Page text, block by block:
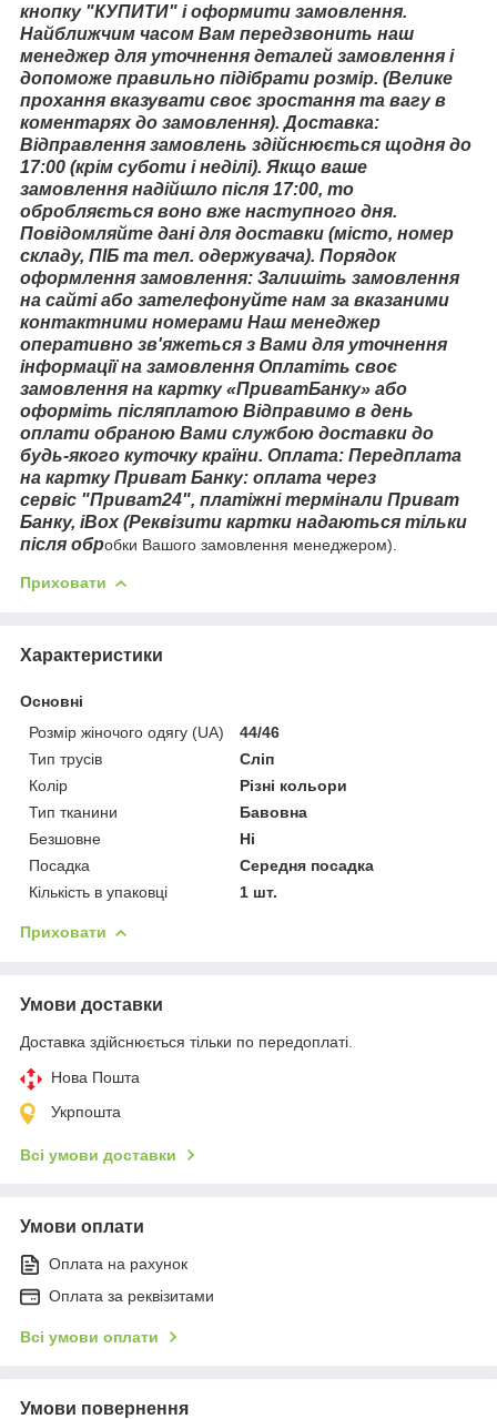
кнопку "КУПИТИ" і оформити замовлення.
Найближчим часом Вам передзвонить наш
менеджер для уточнення деталей замовлення і
допоможе правильно підібрати розмір. (Велике
прохання вказувати своє зростання та вагу в
коментарях до замовлення). Доставка:
Відправлення замовлень здійснюється щодня до
17:00 (крім суботи і неділі). Якщо ваше
замовлення надійшло після 17:00, то
обробляється воно вже наступного дня.
Повідомляйте дані для доставки (місто, номер
складу, ПІБ та тел. одержувача). Порядок
оформлення замовлення: Залишіть замовлення
на сайті або зателефонуйте нам за вказаними
контактними номерами Наш менеджер
оперативно зв'яжеться з Вами для уточнення
інформації на замовлення Оплатіть своє
замовлення на картку «ПриватБанку» або
оформіть післяплатою Відправимо в день
оплати обраною Вами службою доставки до
будь-якого куточку країни. Оплата: Передплата
на картку Приват Банку: оплата через
сервіс "Приват24", платіжні термінали Приват
Банку, iBox (Реквізити картки надаються тільки
після обробки Вашого замовлення менеджером).
Приховати
Характеристики
Основні
Розмір жіночого одягу (UA)
44/46
Тип трусів
Сліп
Колір
Різні кольори
Тип тканини
Бавовна
Безшовне
Ні
Посадка
Середня посадка
Кількість в упаковці
1 шт.
Приховати
Умови доставки
Доставка здійснюється тільки по передоплаті.
Нова Пошта
Укрпошта
Всі умови доставки
Умови оплати
Оплата на рахунок
Оплата за реквізитами
Всі умови оплати
Умови повернення